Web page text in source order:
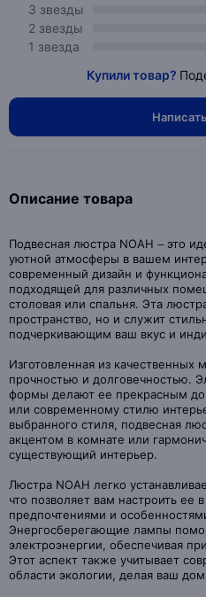
3 звезды
2 звезды
1 звезда
Купили товар?
Описание товара
Подвесная люстра NOAH – это
уютной атмосферы в вашем
современный дизайн и
подходящей для различных
столовая или спальня. Эта
пространство, но и служит
подчеркивающим ваш вкус и
Изготовленная из качественных
прочностью и долговечностью.
формы делают ее прекрасным
или современному стилю
выбранного стиля, подвесная
акцентом в комнате или
существующий интерьер.
Люстра NOAH легко
что позволяет вам настроить ее
предпочтениями и
Энергосберегающие лампы
электроэнергии, обеспечивая
Этот аспект также учитывает
области экологии, делая ваш